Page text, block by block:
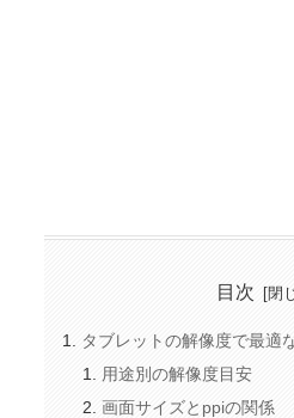
目次
タブレットの解像度で最適
用途別の解像度目安
画面サイズとppiの関係